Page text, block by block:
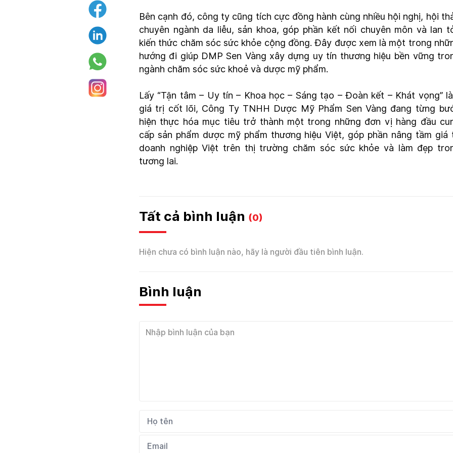
Bên cạnh đó, công ty cũng tích cực đồng hành cùng nhiều hội nghị, hội
chuyên ngành da liễu, sản khoa, góp phần kết nối chuyên môn và lan
kiến thức chăm sóc sức khỏe cộng đồng. Đây được xem là một trong
hướng đi giúp DMP Sen Vàng xây dựng uy tín thương hiệu bền vững
ngành chăm sóc sức khoẻ và dược mỹ phẩm.
Lấy “Tận tâm – Uy tín – Khoa học – Sáng tạo – Đoàn kết – Khát vọng”
giá trị cốt lõi, Công Ty TNHH Dược Mỹ Phẩm Sen Vàng đang từng
hiện thực hóa mục tiêu trở thành một trong những đơn vị hàng đầu
cấp sản phẩm dược mỹ phẩm thương hiệu Việt, góp phần nâng tầm giá
doanh nghiệp Việt trên thị trường chăm sóc sức khỏe và làm đẹp
tương lai.
Tất cả bình luận (0)
Hiện chưa có bình luận nào, hãy là người đầu tiên bình luận.
Bình luận